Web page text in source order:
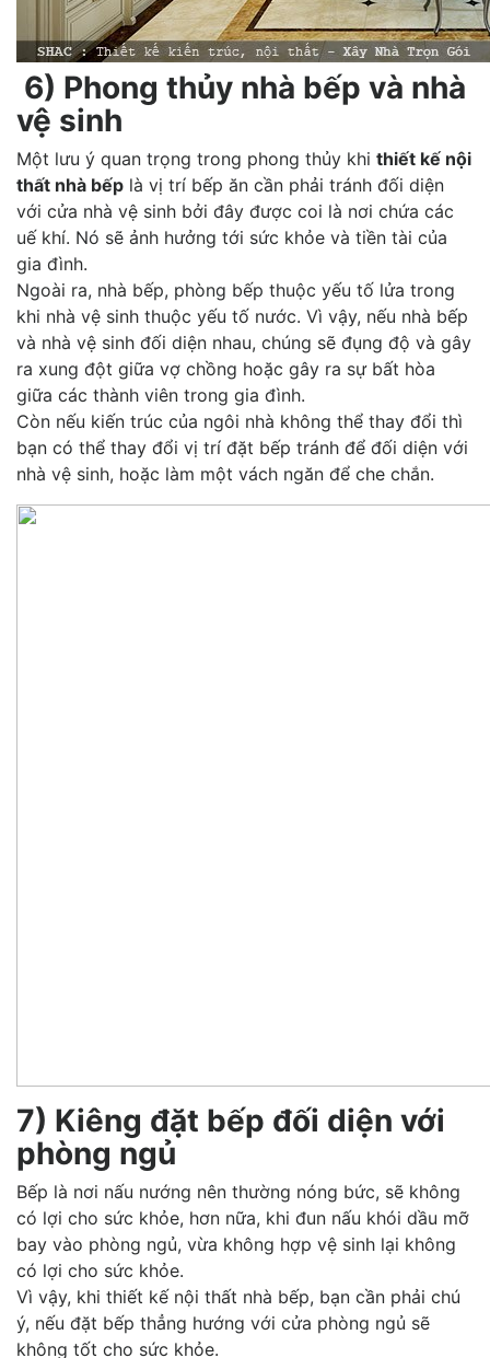
6) Phong thủy nhà bếp và nhà
vệ sinh
Một lưu ý quan trọng trong phong thủy khi thiết kế nội
thất nhà bếp là vị trí bếp ăn cần phải tránh đối diện
với cửa nhà vệ sinh bởi đây được coi là nơi chứa các
uế khí. Nó sẽ ảnh hưởng tới sức khỏe và tiền tài của
gia đình.
Ngoài ra, nhà bếp, phòng bếp thuộc yếu tố lửa trong
khi nhà vệ sinh thuộc yếu tố nước. Vì vậy, nếu nhà bếp
và nhà vệ sinh đối diện nhau, chúng sẽ đụng độ và gây
ra xung đột giữa vợ chồng hoặc gây ra sự bất hòa
giữa các thành viên trong gia đình.
Còn nếu kiến trúc của ngôi nhà không thể thay đổi thì
bạn có thể thay đổi vị trí đặt bếp tránh để đối diện với
nhà vệ sinh, hoặc làm một vách ngăn để che chắn.
7) Kiêng đặt bếp đối diện với
phòng ngủ
Bếp là nơi nấu nướng nên thường nóng bức, sẽ không
có lợi cho sức khỏe, hơn nữa, khi đun nấu khói dầu mỡ
bay vào phòng ngủ, vừa không hợp vệ sinh lại không
có lợi cho sức khỏe.
Vì vậy, khi thiết kế nội thất nhà bếp, bạn cần phải chú
ý, nếu đặt bếp thẳng hướng với cửa phòng ngủ sẽ
không tốt cho sức khỏe.